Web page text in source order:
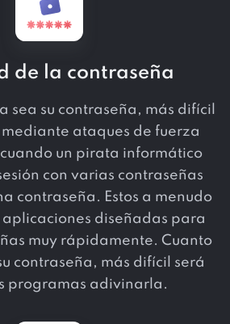
de la contraseña
sea su contraseña, más difícil
ataques de fuerza
un pirata informático
con varias contraseñas
contraseña. Estos a menudo
aplicaciones diseñadas para
muy rápidamente. Cuanto
contraseña, más difícil será
programas adivinarla.